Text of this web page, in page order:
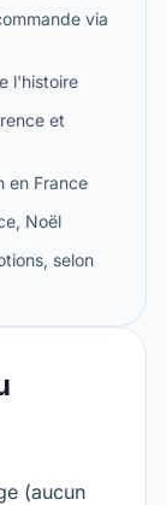
(aucun
via
l'histoire
et
en France
Noël
selon